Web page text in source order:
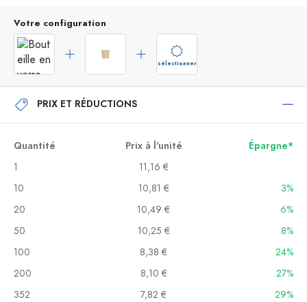
Votre configuration
sélectionner
PRIX ET RÉDUCTIONS
Quantité Prix à l'unité
Épargne*
1
11,16 €
10
10,81 €
3%
20
10,49 €
6%
50
10,25 €
8%
100
8,38 €
24%
200
8,10 €
27%
352
7,82 €
29%